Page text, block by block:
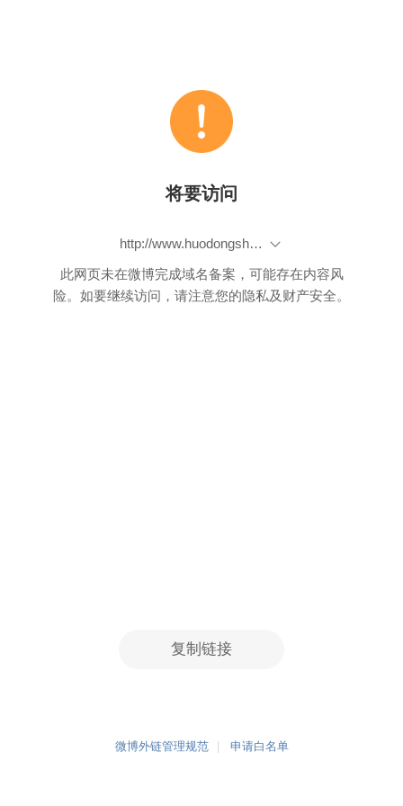
将要访问
http://www.huodongshu.com/event/10046077/?is_easy=2
此网页未在微博完成域名备案，可能存在内容风
险。如要继续访问，请注意您的隐私及财产安全。
复制链接
微博外链管理规范 申请白名单